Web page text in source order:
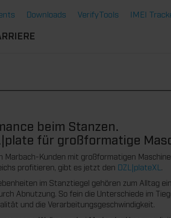
Downloads VerifyTools IMEI
BIST
JOBS
beim Stanzen.
für großformatige
Marbach-Kunden mit großformatigen
profitieren, gibt es jetzt den DZL|plateXL .
im Stanztiegel gehören zum Alltag
Abnutzung. So fein die Unterschiede im
und die Verarbeitungsgeschwindigkeit.